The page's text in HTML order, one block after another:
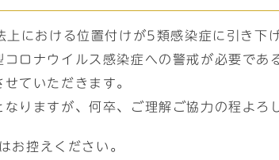
における位置付けが5類感染症に引き下
ロナウイルス感染症への警戒が必要であ
ていただきます。
りますが、何卒、ご理解ご協力の程よろ
お控えください。